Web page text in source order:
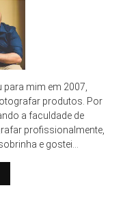
mim em 2007,
produtos. Por
a faculdade de
profissionalmente,
e gostei...